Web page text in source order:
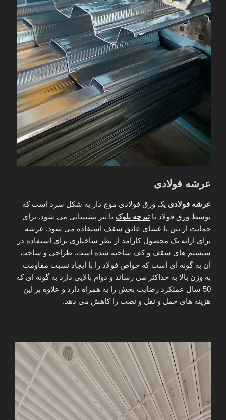
عرشه فولادی
عرشه فولادی یک ورق فولادی موج دار به شکل سرد است که
توسط ورق فولاد باتیرچه بلوک یا تیر پشتیبانی می شود. برای
حمایت از بتن یا غشای عایق سقف استفاده می شود. عرشه
برای ارائه یک محصول کارآمد از نظر ساختاری برای استفاده در
سیستم های سقف و کف ساخته شده است. طراحی و ساخت
آن به گونه ای است که خواص فولاد را با ایجاد نسبت مقاومت
به وزن بالا به حداکثر می رساند و دوام بالایی دارد به گونه ای که
50 سال عملکرد رضایت بخش را به همراه دارد و علاوه بر این
هزینه های حمل و نقل و نصب را کاهش می دهد.